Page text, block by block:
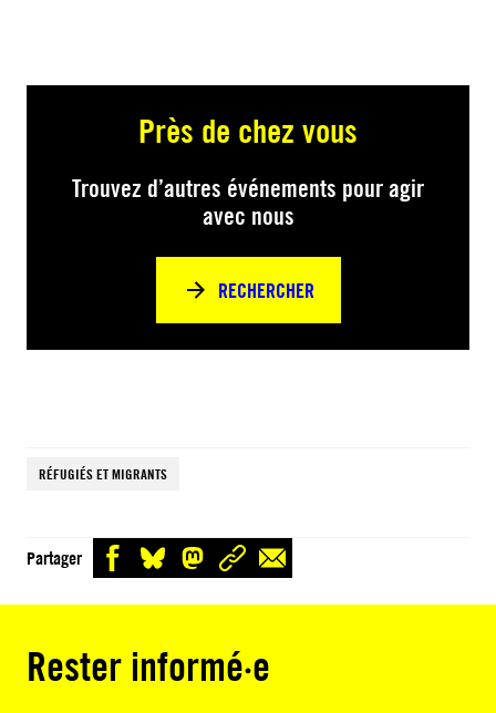
Près de chez vous
Trouvez d’autres événements pour agir
avec nous
RECHERCHER
RÉFUGIÉS ET MIGRANTS
Partager
Rester informé·e